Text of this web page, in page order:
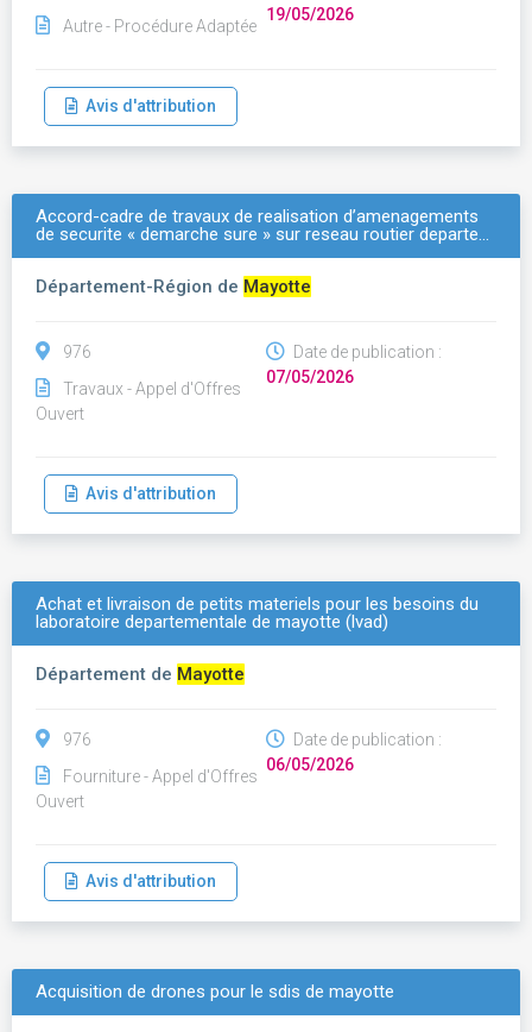
Autre - Procédure Adaptée
19/05/2026
Avis d'attribution
Accord-cadre de travaux de realisation d’amenagements
de securite « demarche sure » sur reseau routier departe…
Département-Région de Mayotte
976
Travaux - Appel d'Offres
Ouvert
Date de publication :
07/05/2026
Avis d'attribution
Achat et livraison de petits materiels pour les besoins du
laboratoire departementale de mayotte (lvad)
Département de Mayotte
976
Fourniture - Appel d'Offres
Ouvert
Date de publication :
06/05/2026
Avis d'attribution
Acquisition de drones pour le sdis de mayotte